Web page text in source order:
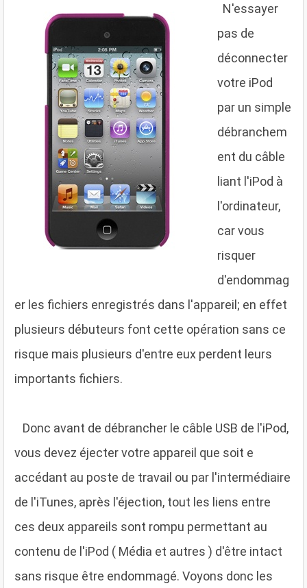
N'essayer
pas de
déconnecter
votre iPod
par un simple
débranchem
ent du câble
liant l'iPod à
l'ordinateur,
car vous
risquer
d'endommag
er les fichiers enregistrés dans l'appareil; en effet
plusieurs débuteurs font cette opération sans ce
risque mais plusieurs d'entre eux perdent leurs
importants fichiers.
Donc avant de débrancher le câble USB de l'iPod,
vous devez éjecter votre appareil que soit e
accédant au poste de travail ou par l'intermédiaire
de l'iTunes, après l'éjection, tout les liens entre
ces deux appareils sont rompu permettant au
contenu de l'iPod ( Média et autres ) d'être intact
sans risque être endommagé. Voyons donc les